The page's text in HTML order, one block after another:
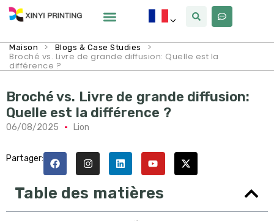
Maison > Blogs & Case Studies >
Broché vs. Livre de grande diffusion: Quelle est la
différence ?
Broché vs. Livre de grande diffusion:
Quelle est la différence ?
06/08/2025 Lion
Partager:
Table des matières